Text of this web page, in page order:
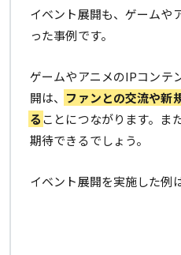
イベント展開も、ゲームや
った事例です。
ゲームやアニメのIPコンテ
開は、 ファンとの交流や新
ることにつながります。ま
期待できるでしょう。
イベント展開を実施した例